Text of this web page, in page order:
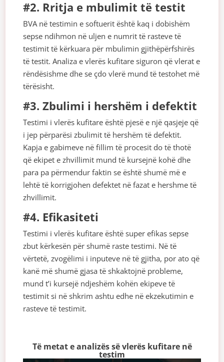
#2. Rritja e mbulimit të testit
BVA në testimin e softuerit është kaq i dobishëm
sepse ndihmon në uljen e numrit të rasteve të
testimit të kërkuara për mbulimin gjithëpërfshirës
të testit. Analiza e vlerës kufitare siguron që vlerat e
rëndësishme dhe se çdo vlerë mund të testohet më
tërësisht.
#3. Zbulimi i hershëm i defektit
Testimi i vlerës kufitare është pjesë e një qasjeje që
i jep përparësi zbulimit të hershëm të defektit.
Kapja e gabimeve në fillim të procesit do të thotë
që ekipet e zhvillimit mund të kursejnë kohë dhe
para pa përmendur faktin se është shumë më e
lehtë të korrigjohen defektet në fazat e hershme të
zhvillimit.
#4. Efikasiteti
Testimi i vlerës kufitare është super efikas sepse
zbut kërkesën për shumë raste testimi. Në të
vërtetë, zvogëlimi i inputeve në të gjitha, por ato që
kanë më shumë gjasa të shkaktojnë probleme,
mund t’i kursejë ndjeshëm kohën ekipeve të
testimit si në shkrim ashtu edhe në ekzekutimin e
rasteve të testimit.
Të metat e analizës së vlerës kufitare në
testim